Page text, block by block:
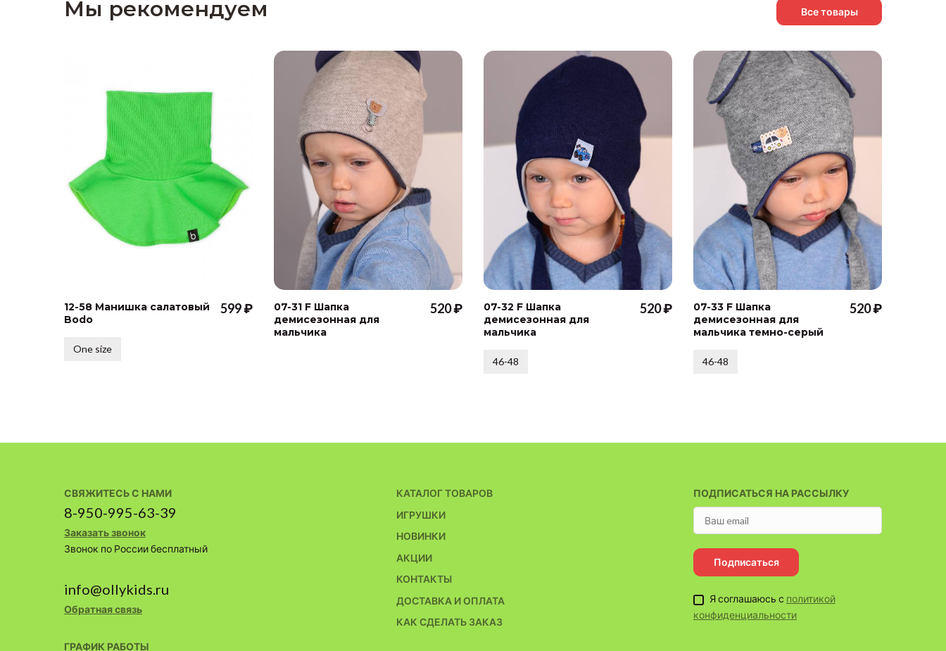
Мы рекомендуем Все товары
12-58 Манишка салатовый
Bodo
599 ₽
One size
07-31 F Шапка
демисезонная для
мальчика
520 ₽
07-32 F Шапка
демисезонная для
мальчика
520 ₽
46-48
07-33 F Шапка
демисезонная для
мальчика темно-серый
520 ₽
46-48
КАТАЛОГ ТОВАРОВ
ИГРУШКИ
НОВИНКИ
АКЦИИ
КОНТАКТЫ
ДОСТАВКА И ОПЛАТА
КАК СДЕЛАТЬ ЗАКАЗ
ПОДПИСАТЬСЯ НА РАССЫЛКУ
Подписаться
Я соглашаюсь с политикой
конфиденциальности
СВЯЖИТЕСЬ С НАМИ
8-950-995-63-39
Заказать звонок
Звонок по России бесплатный
info@ollykids.ru
Обратная связь
ГРАФИК РАБОТЫ